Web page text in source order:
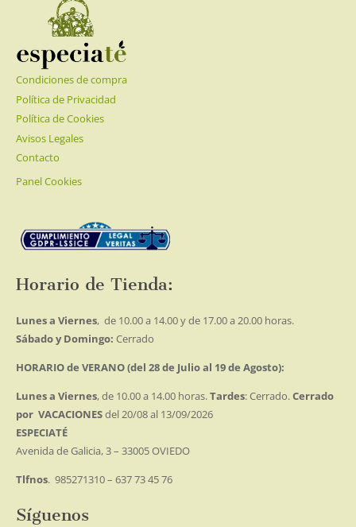
Condiciones de compra
Política de Privacidad
Política de Cookies
Avisos Legales
Contacto
Panel Cookies
Horario de Tienda:
Lunes a Viernes, de 10.00 a 14.00 y de 17.00 a 20.00 horas.
Sábado y Domingo: Cerrado
HORARIO de VERANO (del 28 de Julio al 19 de Agosto):
Lunes a Viernes, de 10.00 a 14.00 horas.Tardes: Cerrado.Cerrado
por VACACIONESdel 20/08 al 13/09/2026
ESPECIATÉ
Avenida de Galicia, 3 – 33005 OVIEDO
Tlfnos. 985271310 – 637 73 45 76
Síguenos